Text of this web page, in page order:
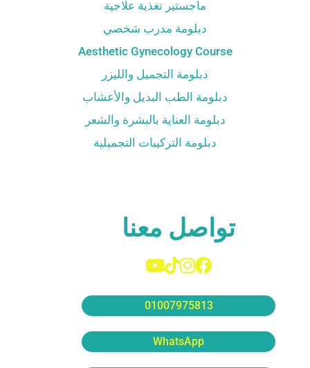
ماجستير تغذية علاجية
دبلومة مدرب شخصي
Aesthetic Gynecology Course
دبلومة التجميل والليزر
دبلومة الطب البديل والأعشاب
دبلومة العناية بالبشرة والشعر
دبلومة التركيبات التجميلية
تواصل معنا
01007975813
WhatsApp